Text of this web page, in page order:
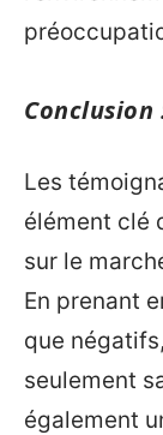
Les
élément clé
sur le
En prenant
que
seulement
également